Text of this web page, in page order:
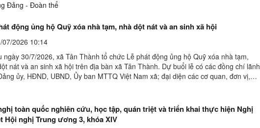
Đảng - Đoàn thể
động ủng hộ Quỹ xóa nhà tạm, nhà dột nát và an sinh xã hội
07/2026 10:14
ngày 30/7/2026, xã Tân Thành tổ chức Lễ phát động ủng hộ Quỹ xóa nhà tạm,
nát và an sinh xã hội trên địa bàn xã Tân Thành. Dự buổi lễ có các đồng chí lãnh
ủy, HĐND, UBND, Ủy ban MTTQ Việt Nam xã; đại diện các cơ quan, đơn vị,
toàn quốc nghiên cứu, học tập, quán triệt và triển khai thực hiện Nghị
Hội nghị Trung ương 3, khóa XIV